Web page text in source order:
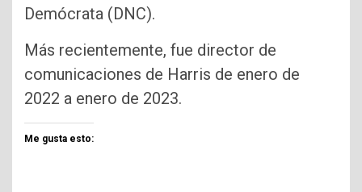
Demócrata (DNC).
Más recientemente, fue director de
comunicaciones de Harris de enero de
2022 a enero de 2023.
Me gusta esto: